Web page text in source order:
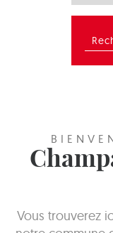
Vous trouverez